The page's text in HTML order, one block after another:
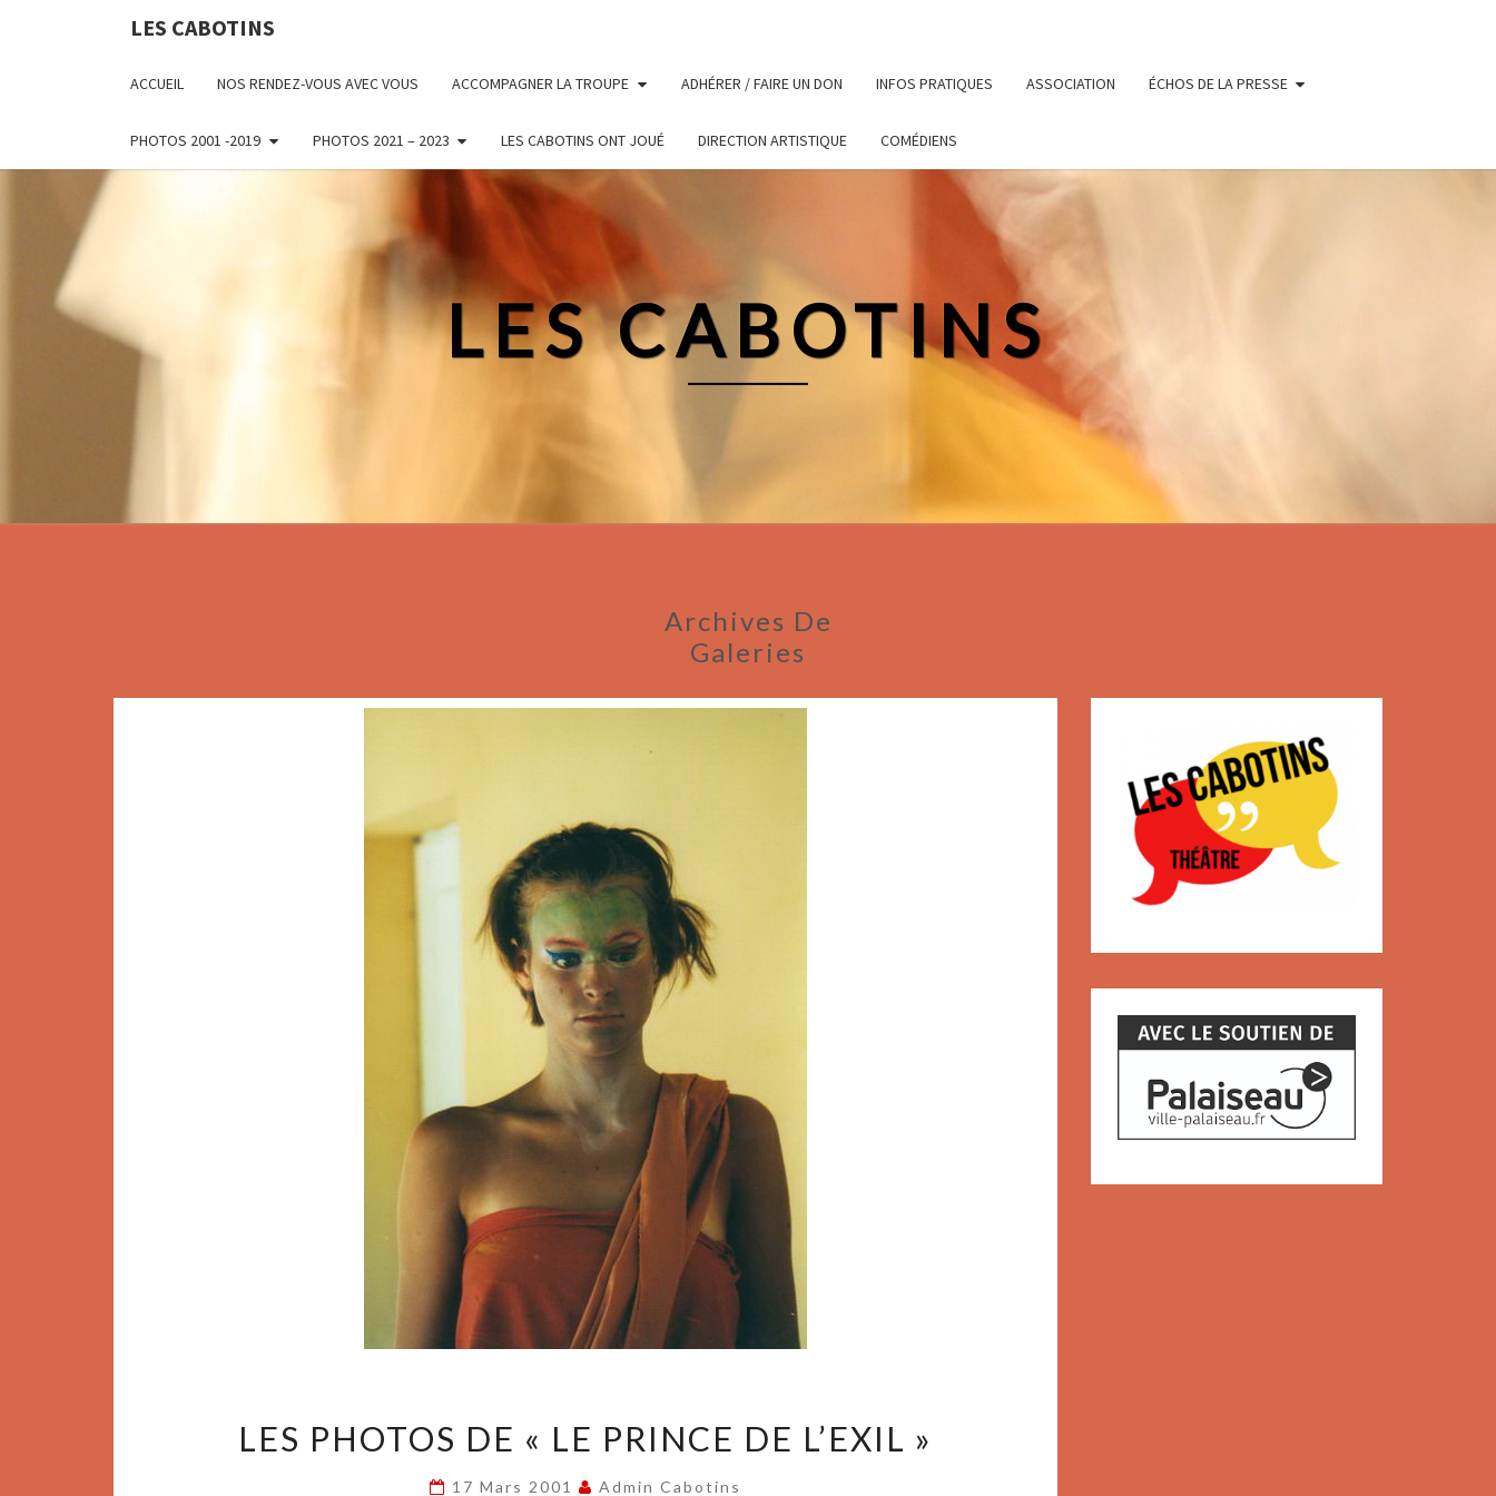
LES CABOTINS
ACCUEIL NOS RENDEZ-VOUS AVEC VOUS ACCOMPAGNER LA TROUPE ADHÉRER / FAIRE UN DON INFOS PRATIQUES ASSOCIATION ÉCHOS DE LA PRESSE
PHOTOS 2001 -2019 PHOTOS 2021 – 2023 LES CABOTINS ONT JOUÉ DIRECTION ARTISTIQUE COMÉDIENS
LES CABOTINS
Archives De
Galeries
PHOTOS
DE
LES PHOTOS DE « LE PRINCE DE L’EXIL »
17 Mars 2001 Admin Cabotins